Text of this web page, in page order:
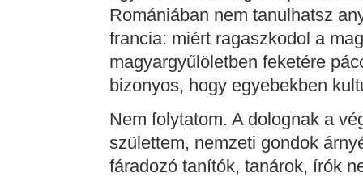
Romániában nem tanulhatsz
francia: miért ragaszkodol a
magyargyűlöletben feketére
bizonyos, hogy egyebekben
Nem folytatom. A dolognak a
születtem, nemzeti gondok
fáradozó tanítók, tanárok, írók